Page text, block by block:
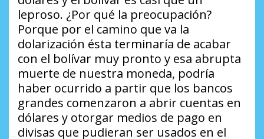
leproso. ¿Por qué la preocupación?
Porque por el camino que va la
dolarización ésta terminaría de acabar
con el bolívar muy pronto y esa abrupta
muerte de nuestra moneda, podría
haber ocurrido a partir que los bancos
grandes comenzaron a abrir cuentas en
dólares y otorgar medios de pago en
divisas que pudieran ser usados en el